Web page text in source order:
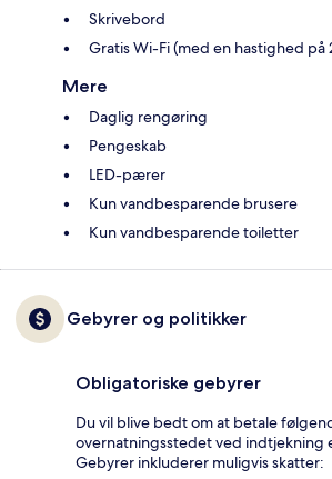
Skrivebord
Gratis Wi-Fi (med en hastighed på
Mere
Daglig rengøring
Pengeskab
LED-pærer
Kun vandbesparende brusere
Kun vandbesparende toiletter
Gebyrer og politikker
Obligatoriske gebyrer
Du vil blive bedt om at betale
overnatningsstedet ved indtjekning
Gebyrer inkluderer muligvis skatter: